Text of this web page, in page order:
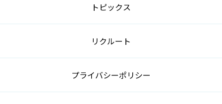
トピックス
リクルート
プライバシーポリシー